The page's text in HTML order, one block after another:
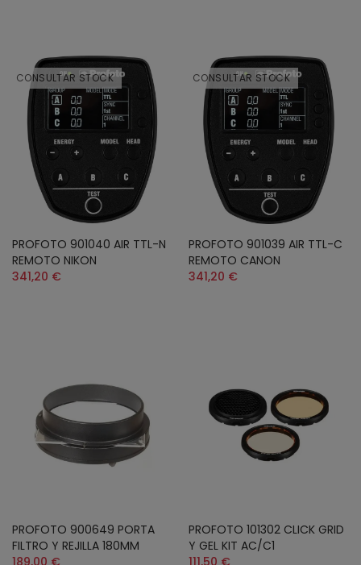
CONSULTAR STOCK
PROFOTO 901040 AIR TTL-N
REMOTO NIKON
341,20 €
CONSULTAR STOCK
PROFOTO 901039 AIR TTL-C
REMOTO CANON
341,20 €
PROFOTO 900649 PORTA
FILTRO Y REJILLA 180MM
189,00 €
PROFOTO 101302 CLICK GRID
Y GEL KIT AC/C1
111,50 €